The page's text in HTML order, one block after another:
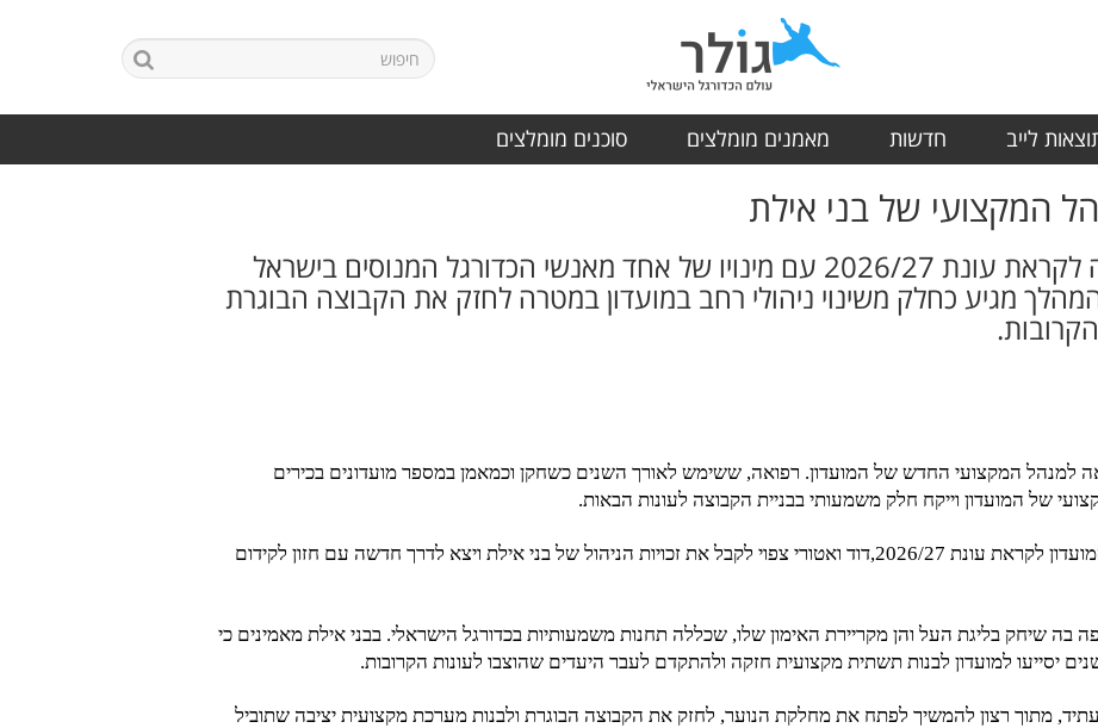
לייב חדשות מאמנים מומלצים סוכנים מומלצים
המקצועי של בני אילת
בני אילת יוצאת לדרך חדשה לקראת עונת 2026/27 עם מינויו של אחד מאנשי הכדורגל המנוסים בישראל
מגיע כחלק משינוי ניהולי רחב במועדון במטרה לחזק את הקבוצה הבוגרת
למנהל המקצועי החדש של המועדון. רפואה, ששימש לאורך השנים כשחקן וכמאמן במספר מועדונים בכירים
של המועדון וייקח חלק משמעותי בבניית הקבוצה לעונות הבאות.
המינוי מגיע במסגרת השינויים שעובר המועדון לקראת עונת 2026/27,דוד ואטורי צפוי לקבל את זכויות הניהול של בני אילת ויצא לדרך חדשה עם חזון לקידום
בה שיחק בליגת העל והן מקריירת האימון שלו, שכללה תחנות משמעותיות בכדורגל הישראלי. בבני אילת מאמינים כי
יסייעו למועדון לבנות תשתית מקצועית חזקה ולהתקדם לעבר היעדים שהוצבו לעונות הקרובות.
מתוך רצון להמשיך לפתח את מחלקת הנוער, לחזק את הקבוצה הבוגרת ולבנות מערכת מקצועית יציבה שתוביל